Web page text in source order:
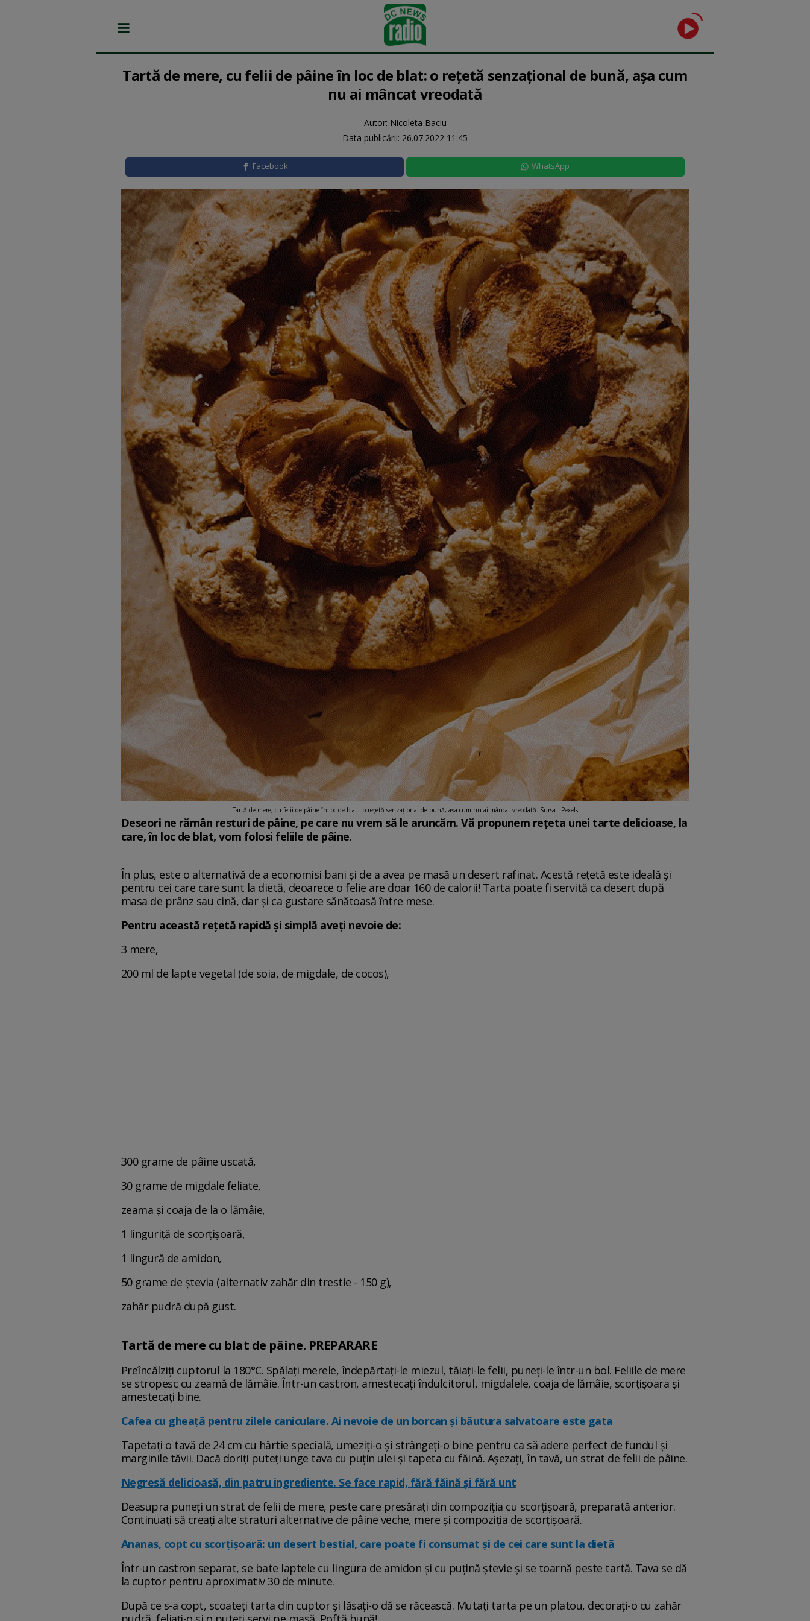
Tartă de mere, cu felii de pâine în loc de blat: o rețetă senzațional de bună, așa cum
nu ai mâncat vreodată
Autor: Nicoleta Baciu
Data publicării: 26.07.2022 11:45
Facebook WhatsApp
Tartă de mere, cu felii de pâine în loc de blat - o rețetă senzațional de bună, așa cum nu ai mâncat vreodată. Sursa - Pexels
Deseori ne rămân resturi de pâine, pe care nu vrem să le aruncăm. Vă propunem rețeta unei tarte delicioase, la
care, în loc de blat, vom folosi feliile de pâine.
În plus, este o alternativă de a economisi bani și de a avea pe masă un desert rafinat. Acestă rețetă este ideală și
pentru cei care care sunt la dietă, deoarece o felie are doar 160 de calorii! Tarta poate fi servită ca desert după
masa de prânz sau cină, dar și ca gustare sănătoasă între mese.
Pentru această rețetă rapidă și simplă aveți nevoie de:
3 mere,
200 ml de lapte vegetal (de soia, de migdale, de cocos),
300 grame de pâine uscată,
30 grame de migdale feliate,
zeama și coaja de la o lămâie,
1 linguriță de scorțișoară,
1 lingură de amidon,
50 grame de ștevia (alternativ zahăr din trestie - 150 g),
zahăr pudră după gust.
Tartă de mere cu blat de pâine. PREPARARE
Preîncălziți cuptorul la 180°C. Spălați merele, îndepărtați-le miezul, tăiați-le felii, puneți-le într-un bol. Feliile de mere
se stropesc cu zeamă de lămâie. Într-un castron, amestecați îndulcitorul, migdalele, coaja de lămâie, scorțișoara și
amestecați bine.
Cafea cu gheață pentru zilele caniculare. Ai nevoie de un borcan și băutura salvatoare este gata
Tapetați o tavă de 24 cm cu hârtie specială, umeziți-o și strângeți-o bine pentru ca să adere perfect de fundul și
marginile tăvii. Dacă doriți puteți unge tava cu puțin ulei și tapeta cu făină. Așezați, în tavă, un strat de felii de pâine.
Negresă delicioasă, din patru ingrediente. Se face rapid, fără făină și fără unt
Deasupra puneți un strat de felii de mere, peste care presărați din compoziția cu scorțișoară, preparată anterior.
Continuați să creați alte straturi alternative de pâine veche, mere și compoziția de scorțișoară.
Ananas, copt cu scorțișoară: un desert bestial, care poate fi consumat și de cei care sunt la dietă
Într-un castron separat, se bate laptele cu lingura de amidon și cu puțină ștevie și se toarnă peste tartă. Tava se dă
la cuptor pentru aproximativ 30 de minute.
După ce s-a copt, scoateți tarta din cuptor și lăsați-o dă se răcească. Mutați tarta pe un platou, decorați-o cu zahăr